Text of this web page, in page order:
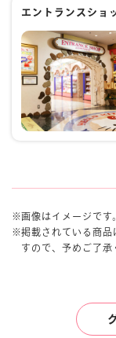
エントランスショ
画像はイメージです
掲載されている商品
すので、予めご了承